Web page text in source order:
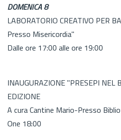
DOMENICA 8
LABORATORIO CREATIVO PER
Presso Misericordia"
Dalle ore 17:00 alle ore 19:00
INAUGURAZIONE "PRESEPI NEL
EDIZIONE
A cura Cantine Mario-Presso
One 18:00